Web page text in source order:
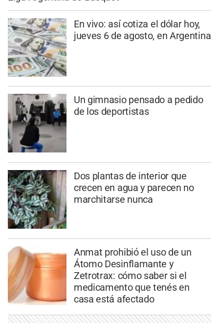
En vivo: así cotiza el dólar hoy,
jueves 6 de agosto, en Argentina
Un gimnasio pensado a pedido
de los deportistas
Dos plantas de interior que
crecen en agua y parecen no
marchitarse nunca
Anmat prohibió el uso de un
Átomo Desinflamante y
Zetrotrax: cómo saber si el
medicamento que tenés en
casa está afectado